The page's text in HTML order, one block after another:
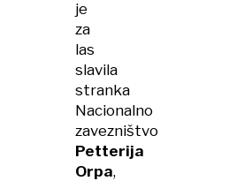
je
za
las
slavila
stranka
Nacionalno
zavezništvo
Petterija
Orpa,